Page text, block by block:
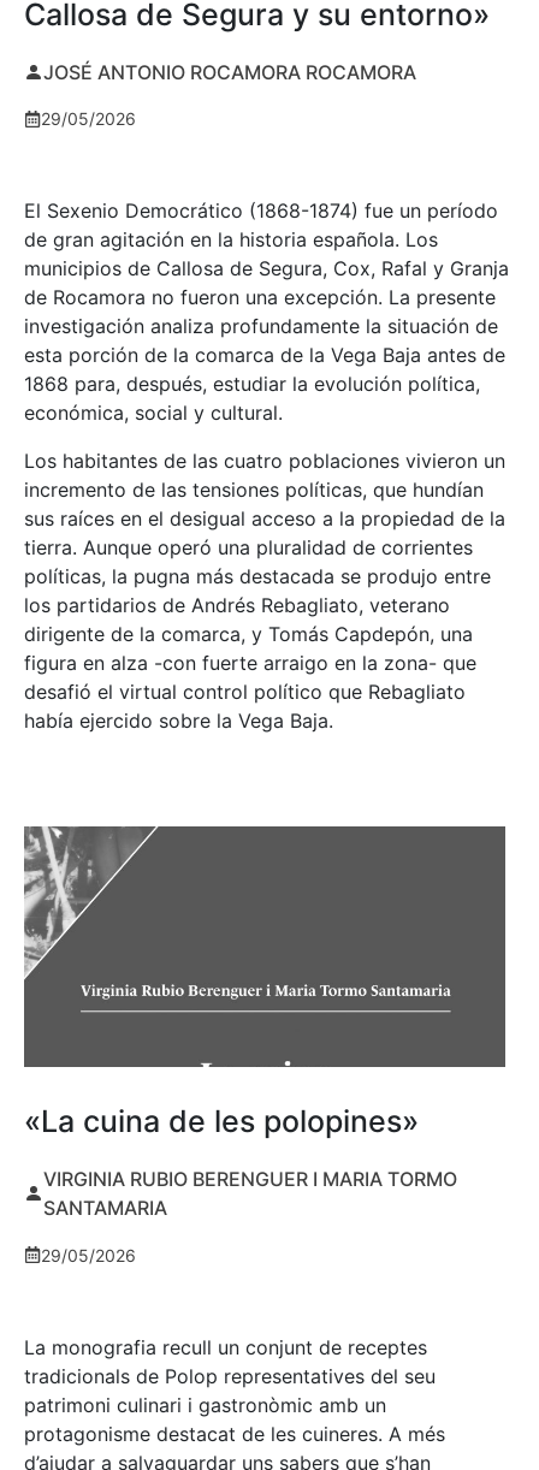
Callosa de Segura y su entorno»
JOSÉ ANTONIO ROCAMORA ROCAMORA
29/05/2026
El Sexenio Democrático (1868-1874) fue un período
de gran agitación en la historia española. Los
municipios de Callosa de Segura, Cox, Rafal y Granja
de Rocamora no fueron una excepción. La presente
investigación analiza profundamente la situación de
esta porción de la comarca de la Vega Baja antes de
1868 para, después, estudiar la evolución política,
económica, social y cultural.
Los habitantes de las cuatro poblaciones vivieron un
incremento de las tensiones políticas, que hundían
sus raíces en el desigual acceso a la propiedad de la
tierra. Aunque operó una pluralidad de corrientes
políticas, la pugna más destacada se produjo entre
los partidarios de Andrés Rebagliato, veterano
dirigente de la comarca, y Tomás Capdepón, una
figura en alza -con fuerte arraigo en la zona- que
desafió el virtual control político que Rebagliato
había ejercido sobre la Vega Baja.
«La cuina de les polopines»
VIRGINIA RUBIO BERENGUER I MARIA TORMO
SANTAMARIA
29/05/2026
La monografia recull un conjunt de receptes
tradicionals de Polop representatives del seu
patrimoni culinari i gastronòmic amb un
protagonisme destacat de les cuineres. A més
d’ajudar a salvaguardar uns sabers que s’han